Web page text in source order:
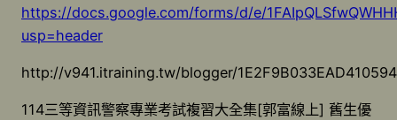
https://docs.google.com/forms/d/e/
usp=header
http://v941.itraining.tw/blogger/
114三等資訊警察專業考試複習大全集[郭富線上] 舊生優